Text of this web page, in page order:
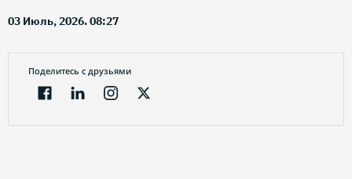
03 Июль, 2026. 08:27
Поделитесь с друзьями